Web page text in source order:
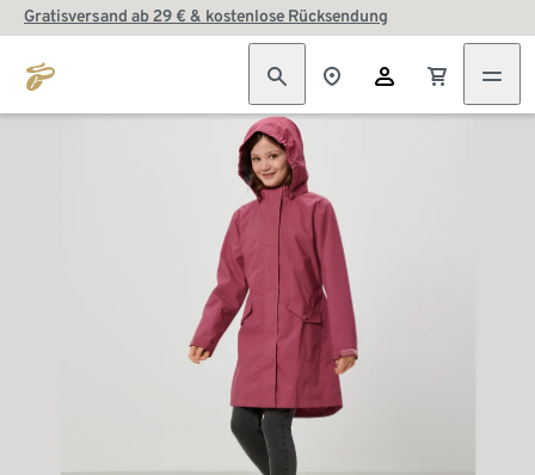
Gratisversand ab 29 € & kostenlose Rücksendung